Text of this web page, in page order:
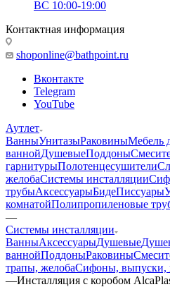
ВС 10:00-19:00
Контактная информация
shoponline@bathpoint.ru
Вконтакте
Telegram
YouTube
Аутлет
ВанныУнитазыРаковиныМебель
ваннойДушевыеПоддоны
гарнитурыПолотенцесушители
желобаСистемы инсталляции
трубыАксессуарыБидеПиссуары
комнатойПолипропиленовые
—
Системы инсталляции
ВанныАксессуарыДушевые
ваннойПоддоныРаковины
трапы, желобаСифоны, выпуски,
—Инсталляция с коробом